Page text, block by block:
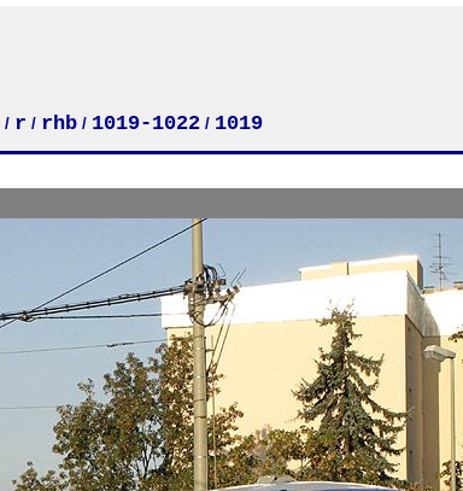
/ r / rhb / 1019-1022 / 1019